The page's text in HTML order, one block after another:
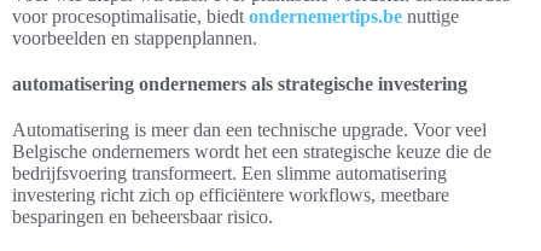
voor procesoptimalisatie, biedt ondernemertips.be nuttige
voorbeelden en stappenplannen.
automatisering ondernemers als strategische investering
Automatisering is meer dan een technische upgrade. Voor veel
Belgische ondernemers wordt het een strategische keuze die de
bedrijfsvoering transformeert. Een slimme automatisering
investering richt zich op efficiëntere workflows, meetbare
besparingen en beheersbaar risico.